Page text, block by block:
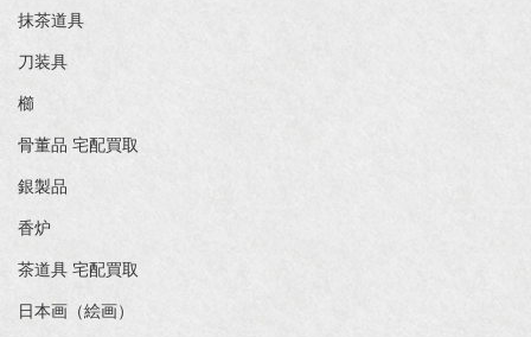
抹茶道具
刀装具
櫛
骨董品 宅配買取
銀製品
香炉
茶道具 宅配買取
日本画（絵画）